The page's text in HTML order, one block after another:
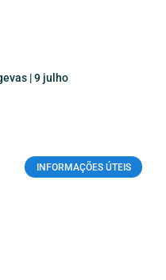
| 9 julho
INFORMAÇÕES ÚTEIS